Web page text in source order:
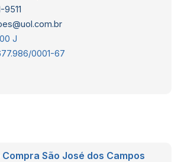
9511
J
0001-67
São José dos Campos